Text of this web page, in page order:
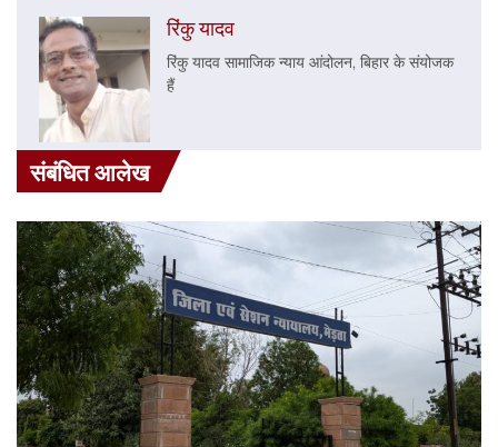
रिंकु यादव
रिंकु यादव सामाजिक न्याय आंदोलन, बिहार के संयोजक
हैं
संबंधित आलेख